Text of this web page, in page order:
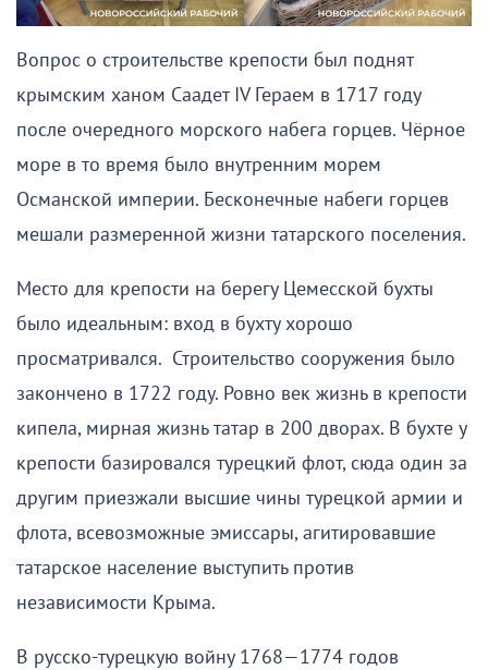
Вопрос о строительстве крепости был поднят
крымским ханом Саадет IV Гераем в 1717 году
после очередного морского набега горцев. Чёрное
море в то время было внутренним морем
Османской империи. Бесконечные набеги горцев
мешали размеренной жизни татарского поселения.
Место для крепости на берегу Цемесской бухты
было идеальным: вход в бухту хорошо
просматривался. Строительство сооружения было
закончено в 1722 году. Ровно век жизнь в крепости
кипела, мирная жизнь татар в 200 дворах. В бухте у
крепости базировался турецкий флот, сюда один за
другим приезжали высшие чины турецкой армии и
флота, всевозможные эмиссары, агитировавшие
татарское население выступить против
независимости Крыма.
В русско-турецкую войну 1768—1774 годов